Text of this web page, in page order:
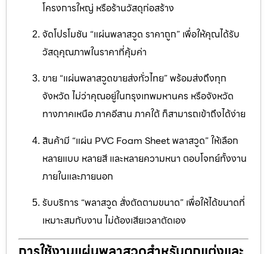
โครงการใหญ่ หรือร้านวัสดุก่อสร้าง
จัดโปรโมชัน “แผ่นพลาสวูด ราคาถูก” เพื่อให้คุณได้รับ
วัสดุคุณภาพในราคาที่คุ้มค่า
ขาย “แผ่นพลาสวูดขายส่งทั่วไทย” พร้อมส่งถึงทุก
จังหวัด ไม่ว่าคุณอยู่ในกรุงเทพมหานคร หรือจังหวัด
ทางภาคเหนือ ภาคอีสาน ภาคใต้ ก็สามารถเข้าถึงได้ง่าย
สินค้ามี “แผ่น PVC Foam Sheet พลาสวูด” ให้เลือก
หลายแบบ หลายสี และหลายความหนา ตอบโจทย์ทั้งงาน
ภายในและภายนอก
รับบริการ “พลาสวูด สั่งตัดตามขนาด” เพื่อให้ได้ขนาดที่
เหมาะสมกับงาน ไม่ต้องเสียเวลาตัดเอง